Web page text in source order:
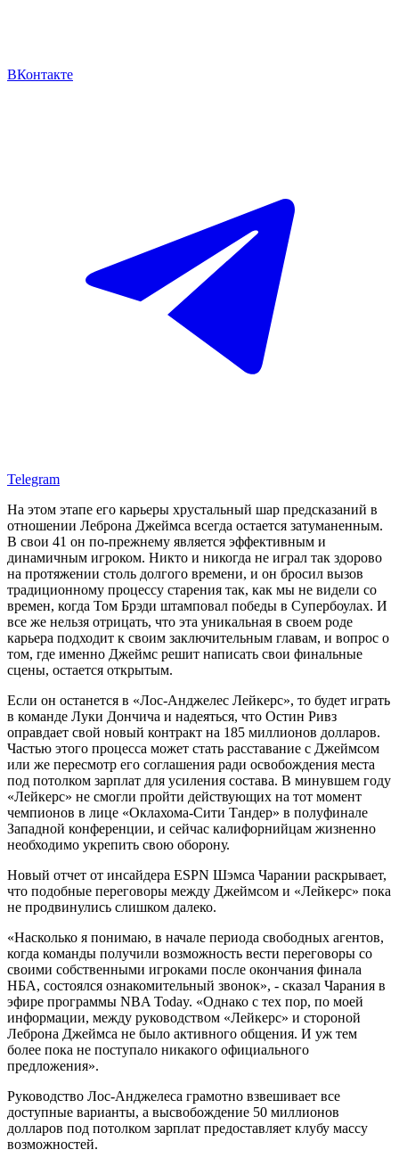
ВКонтакте
Telegram
На этом этапе его карьеры хрустальный шар предсказаний в
отношении Леброна Джеймса всегда остается затуманенным.
В свои 41 он по-прежнему является эффективным и
динамичным игроком. Никто и никогда не играл так здорово
на протяжении столь долгого времени, и он бросил вызов
традиционному процессу старения так, как мы не видели со
времен, когда Том Брэди штамповал победы в Супербоулах. И
все же нельзя отрицать, что эта уникальная в своем роде
карьера подходит к своим заключительным главам, и вопрос о
том, где именно Джеймс решит написать свои финальные
сцены, остается открытым.
Если он останется в «Лос-Анджелес Лейкерс», то будет играть
в команде Луки Дончича и надеяться, что Остин Ривз
оправдает свой новый контракт на 185 миллионов долларов.
Частью этого процесса может стать расставание с Джеймсом
или же пересмотр его соглашения ради освобождения места
под потолком зарплат для усиления состава. В минувшем году
«Лейкерс» не смогли пройти действующих на тот момент
чемпионов в лице «Оклахома-Сити Тандер» в полуфинале
Западной конференции, и сейчас калифорнийцам жизненно
необходимо укрепить свою оборону.
Новый отчет от инсайдера ESPN Шэмса Чарании раскрывает,
что подобные переговоры между Джеймсом и «Лейкерс» пока
не продвинулись слишком далеко.
«Насколько я понимаю, в начале периода свободных агентов,
когда команды получили возможность вести переговоры со
своими собственными игроками после окончания финала
НБА, состоялся ознакомительный звонок», - сказал Чарания в
эфире программы NBA Today. «Однако с тех пор, по моей
информации, между руководством «Лейкерс» и стороной
Леброна Джеймса не было активного общения. И уж тем
более пока не поступало никакого официального
предложения».
Руководство Лос-Анджелеса грамотно взвешивает все
доступные варианты, а высвобождение 50 миллионов
долларов под потолком зарплат предоставляет клубу массу
возможностей.